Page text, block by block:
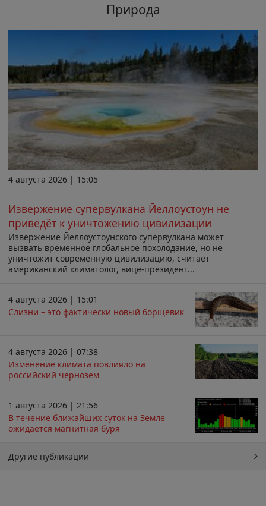
Природа
4 августа 2026 | 15:05
Извержение супервулкана Йеллоустоун не
приведёт к уничтожению цивилизации
Извержение Йеллоустоунского супервулкана может
вызвать временное глобальное похолодание, но не
уничтожит современную цивилизацию, считает
американский климатолог, вице-президент...
4 августа 2026 | 15:01
Слизни – это фактически новый борщевик
4 августа 2026 | 07:38
Изменение климата повлияло на
российский чернозём
1 августа 2026 | 21:56
В течение ближайших суток на Земле
ожидается магнитная буря
Другие публикации